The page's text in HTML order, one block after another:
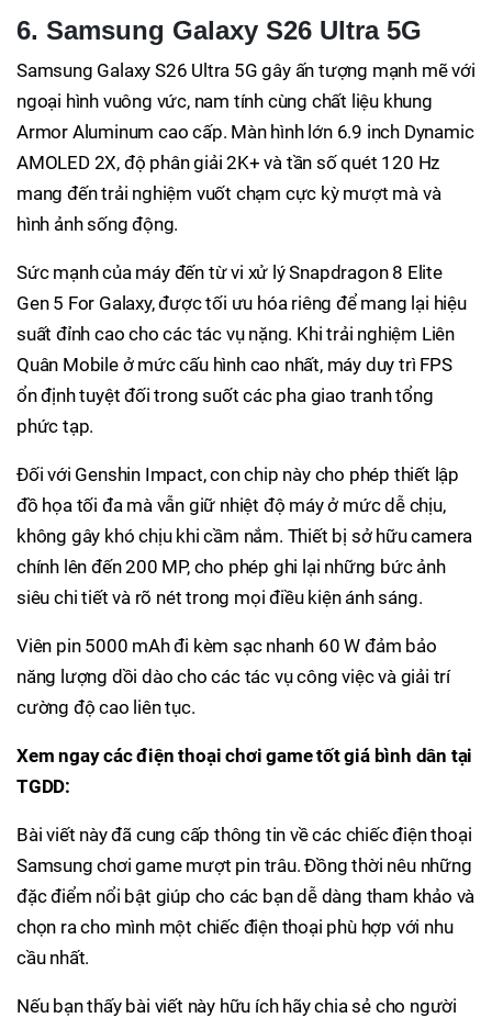
6. Samsung Galaxy S26 Ultra 5G
Samsung Galaxy S26 Ultra 5G gây ấn tượng mạnh mẽ với
ngoại hình vuông vức, nam tính cùng chất liệu khung
Armor Aluminum cao cấp. Màn hình lớn 6.9 inch Dynamic
AMOLED 2X, độ phân giải 2K+ và tần số quét 120 Hz
mang đến trải nghiệm vuốt chạm cực kỳ mượt mà và
hình ảnh sống động.
Sức mạnh của máy đến từ vi xử lý Snapdragon 8 Elite
Gen 5 For Galaxy, được tối ưu hóa riêng để mang lại hiệu
suất đỉnh cao cho các tác vụ nặng. Khi trải nghiệm Liên
Quân Mobile ở mức cấu hình cao nhất, máy duy trì FPS
ổn định tuyệt đối trong suốt các pha giao tranh tổng
phức tạp.
Đối với Genshin Impact, con chip này cho phép thiết lập
đồ họa tối đa mà vẫn giữ nhiệt độ máy ở mức dễ chịu,
không gây khó chịu khi cầm nắm. Thiết bị sở hữu camera
chính lên đến 200 MP, cho phép ghi lại những bức ảnh
siêu chi tiết và rõ nét trong mọi điều kiện ánh sáng.
Viên pin 5000 mAh đi kèm sạc nhanh 60 W đảm bảo
năng lượng dồi dào cho các tác vụ công việc và giải trí
cường độ cao liên tục.
Xem ngay các điện thoại chơi game tốt giá bình dân tại
TGDD:
Bài viết này đã cung cấp thông tin về các chiếc điện thoại
Samsung chơi game mượt pin trâu. Đồng thời nêu những
đặc điểm nổi bật giúp cho các bạn dễ dàng tham khảo và
chọn ra cho mình một chiếc điện thoại phù hợp với nhu
cầu nhất.
Nếu bạn thấy bài viết này hữu ích hãy chia sẻ cho người